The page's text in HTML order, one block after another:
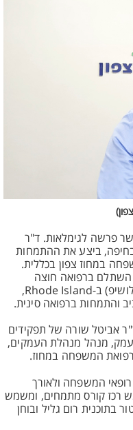
פרשה לגימלאות. ד"ר
בחיפה, ביצע את ההתמחות
במחוז צפון בכללית.
ברפואה חוצה
תרבויות במסגרת השתלמות עמיתים (פלושיפ) ב-Rhode Island,
והתמחות ברפואה סינית.
אביטל שורה של תפקידים
מנהל מנהלת העמקים,
המשפחה במחוז.
המשפחה ולאורך
רכז קורס מתמחים, ומשמש
בתוכנית רום גליל ובוחן